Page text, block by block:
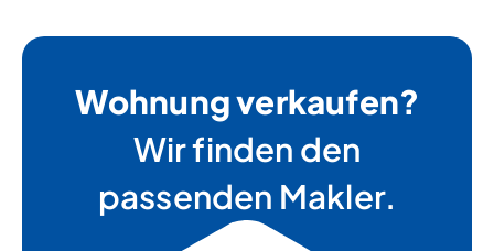
Wohnung verkaufen?
Wir finden den
passenden Makler.